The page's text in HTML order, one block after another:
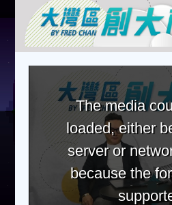
The media
loaded, either
server or
because the